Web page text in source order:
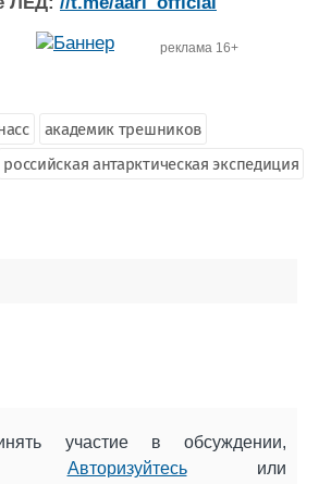
реклама 16+
академик трешников
российская антарктическая экспедиция
участие в обсуждении,
Авторизуйтесьили